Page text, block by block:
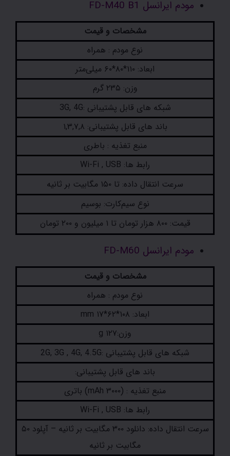
مودم ایرانسل FD-M40 B1
مشخصات و قیمت
نوع مودم : همراه
ابعاد: ۱۱۰*۸۰*۶۰ میلی‌متر
وزن: ۲۳۵ گرم
شبکه های قابل پشتیبانی :3G, 4G
باند های قابل پشتیبانی: ۱,۳,۷,۸
منبع تغذیه : باطری
رابط ها: Wi-Fi , USB
سرعت انتقال داده: تا ۱۵۰ مگابیت بر ثانیه
نوع سیم‌کارت: بوسیم
قیمت: ۸۰۰ هزار تومان تا ۱ میلیون و ۲۰۰ تومان
مودم ایرانسل FD-M60
مشخصات و قیمت
نوع مودم : همراه
ابعاد: ۱۰۸*۶۲*۱۷ mm
وزن:۱۲۷ g
شبکه های قابل پشتیبانی :2G, 3G , 4G, 4.5G
باند های قابل پشتیبانی:
منبع تغذیه : (۳۰۰۰ mAh) باتری
رابط ها: Wi-Fi , USB
سرعت انتقال داده: دانلود ۳۰۰ مگابیت بر ثانیه – آپلود ۵۰
مگابیت بر ثانیه